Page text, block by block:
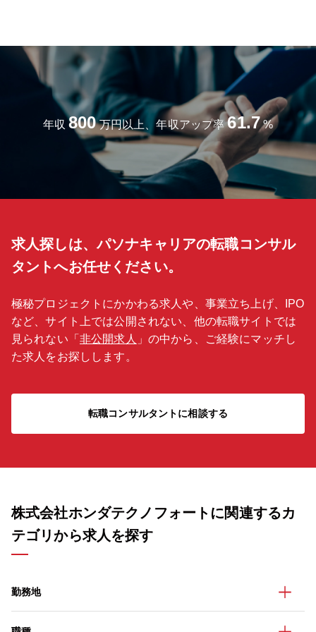
年収 800 万円以上、年収アップ率 61.7 %
求人探しは、パソナキャリアの転職コンサル
タントへお任せください。
極秘プロジェクトにかかわる求人や、事業立ち上げ、IPO
など、サイト上では公開されない、他の転職サイトでは
見られない「 非公開求人 」の中から、ご経験にマッチし
た求人をお探しします。
転職コンサルタントに相談する
株式会社ホンダテクノフォートに関連するカ
テゴリから求人を探す
勤務地